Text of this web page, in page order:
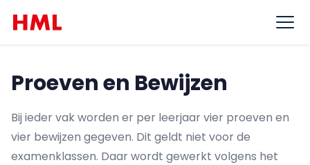
Proeven en Bewijzen
Bij ieder vak worden er per leerjaar vier proeven en
vier bewijzen gegeven. Dit geldt niet voor de
examenklassen. Daar wordt gewerkt volgens het